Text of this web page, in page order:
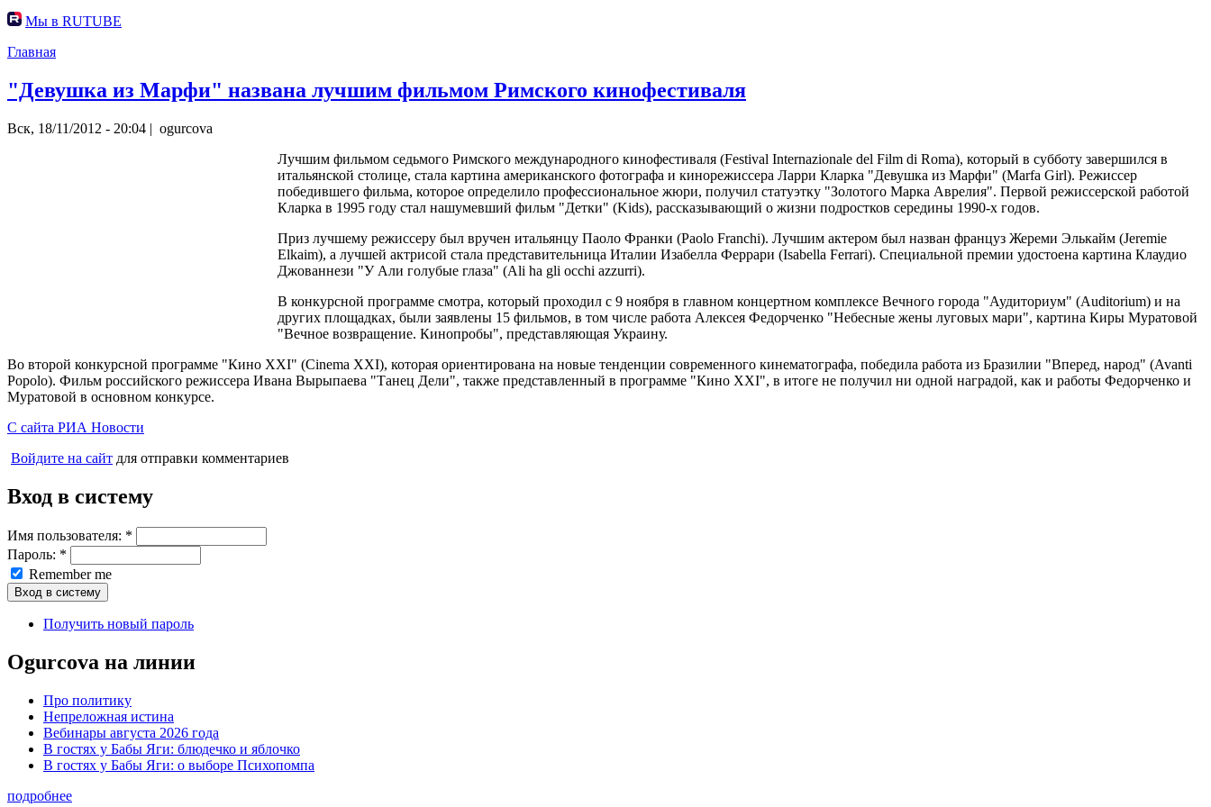
Мы в RUTUBE
Главная
"Девушка из Марфи" названа лучшим фильмом Римского кинофестиваля
Вск, 18/11/2012 - 20:04 | ogurcova
Лучшим фильмом седьмого Римского международного кинофестиваля (Festival Internazionale del Film di Roma), который в субботу завершился в
итальянской столице, стала картина американского фотографа и кинорежиссера Ларри Кларка "Девушка из Марфи" (Marfa Girl). Режиссер
победившего фильма, которое определило профессиональное жюри, получил статуэтку "Золотого Марка Аврелия". Первой режиссерской работой
Кларка в 1995 году стал нашумевший фильм "Детки" (Kids), рассказывающий о жизни подростков середины 1990-х годов.
Приз лучшему режиссеру был вручен итальянцу Паоло Франки (Paolo Franchi). Лучшим актером был назван француз Жереми Элькайм (Jеrеmie
Elkaim), а лучшей актрисой стала представительница Италии Изабелла Феррари (Isabella Ferrari). Специальной премии удостоена картина Клаудио
Джованнези "У Али голубые глаза" (Ali ha gli occhi azzurri).
В конкурсной программе смотра, который проходил с 9 ноября в главном концертном комплексе Вечного города "Аудиториум" (Auditorium) и на
других площадках, были заявлены 15 фильмов, в том числе работа Алексея Федорченко "Небесные жены луговых мари", картина Киры Муратовой
"Вечное возвращение. Кинопробы", представляющая Украину.
Во второй конкурсной программе "Кино XXI" (Cinema XXI), которая ориентирована на новые тенденции современного кинематографа, победила работа из Бразилии "Вперед, народ" (Avanti
Popolo). Фильм российского режиссера Ивана Вырыпаева "Танец Дели", также представленный в программе "Кино XXI", в итоге не получил ни одной наградой, как и работы Федорченко и
Муратовой в основном конкурсе.
С сайта РИА Новости
Войдите на сайт для отправки комментариев
Вход в систему
Имя пользователя: *
Пароль: *
Remember me
Получить новый пароль
Ogurcova на линии
Про политику
Непреложная истина
Вебинары августа 2026 года
В гостях у Бабы Яги: блюдечко и яблочко
В гостях у Бабы Яги: о выборе Психопомпа
подробнее